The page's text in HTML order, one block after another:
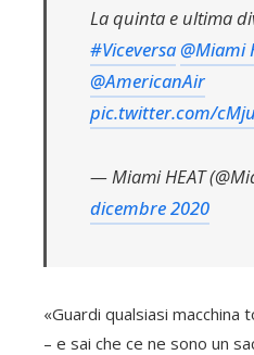
La quinta e ultima
#Viceversa@Miami
@AmericanAir
pic.twitter.com/
— Miami HEAT
dicembre 2020
«Guardi qualsiasi macchina
– e sai che ce ne sono un